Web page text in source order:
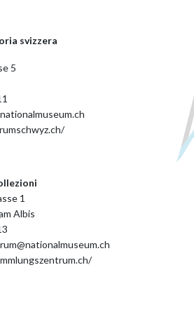
svizzera
5
1
Albis